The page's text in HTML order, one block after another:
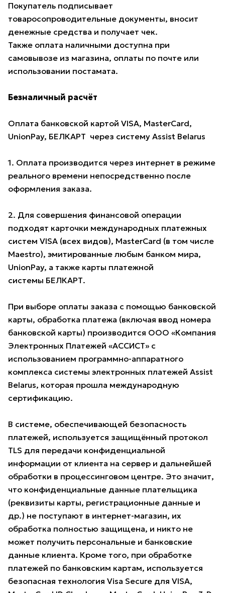
Покупатель подписывает
товаросопроводительные документы, вносит
денежные средства и получает чек.
Также оплата наличными доступна при
самовывозе из магазина, оплаты по почте или
использовании постамата.
Безналичный расчёт
Оплата банковской картой VISA, MasterCard,
UnionPay, БЕЛКАРТ через систему Assist Belarus
1. Оплата производится через интернет в режиме
реального времени непосредственно после
оформления заказа.
2. Для совершения финансовой операции
подходят карточки международных платежных
систем VISA (всех видов), MasterCard (в том числе
Maestro), эмитированные любым банком мира,
UnionPay, а также карты платежной
системы БЕЛКАРТ.
При выборе оплаты заказа с помощью банковской
карты, обработка платежа (включая ввод номера
банковской карты) производится ООО «Компания
Электронных Платежей «АССИСТ» с
использованием программно-аппаратного
комплекса системы электронных платежей Assist
Belarus, которая прошла международную
сертификацию.
В системе, обеспечивающей безопасность
платежей, используется защищённый протокол
TLS для передачи конфиденциальной
информации от клиента на сервер и дальнейшей
обработки в процессинговом центре. Это значит,
что конфиденциальные данные плательщика
(реквизиты карты, регистрационные данные и
др.) не поступают в интернет-магазин, их
обработка полностью защищена, и никто не
может получить персональные и банковские
данные клиента. Кроме того, при обработке
платежей по банковским картам, используется
безопасная технология Visa Secure для VISA,